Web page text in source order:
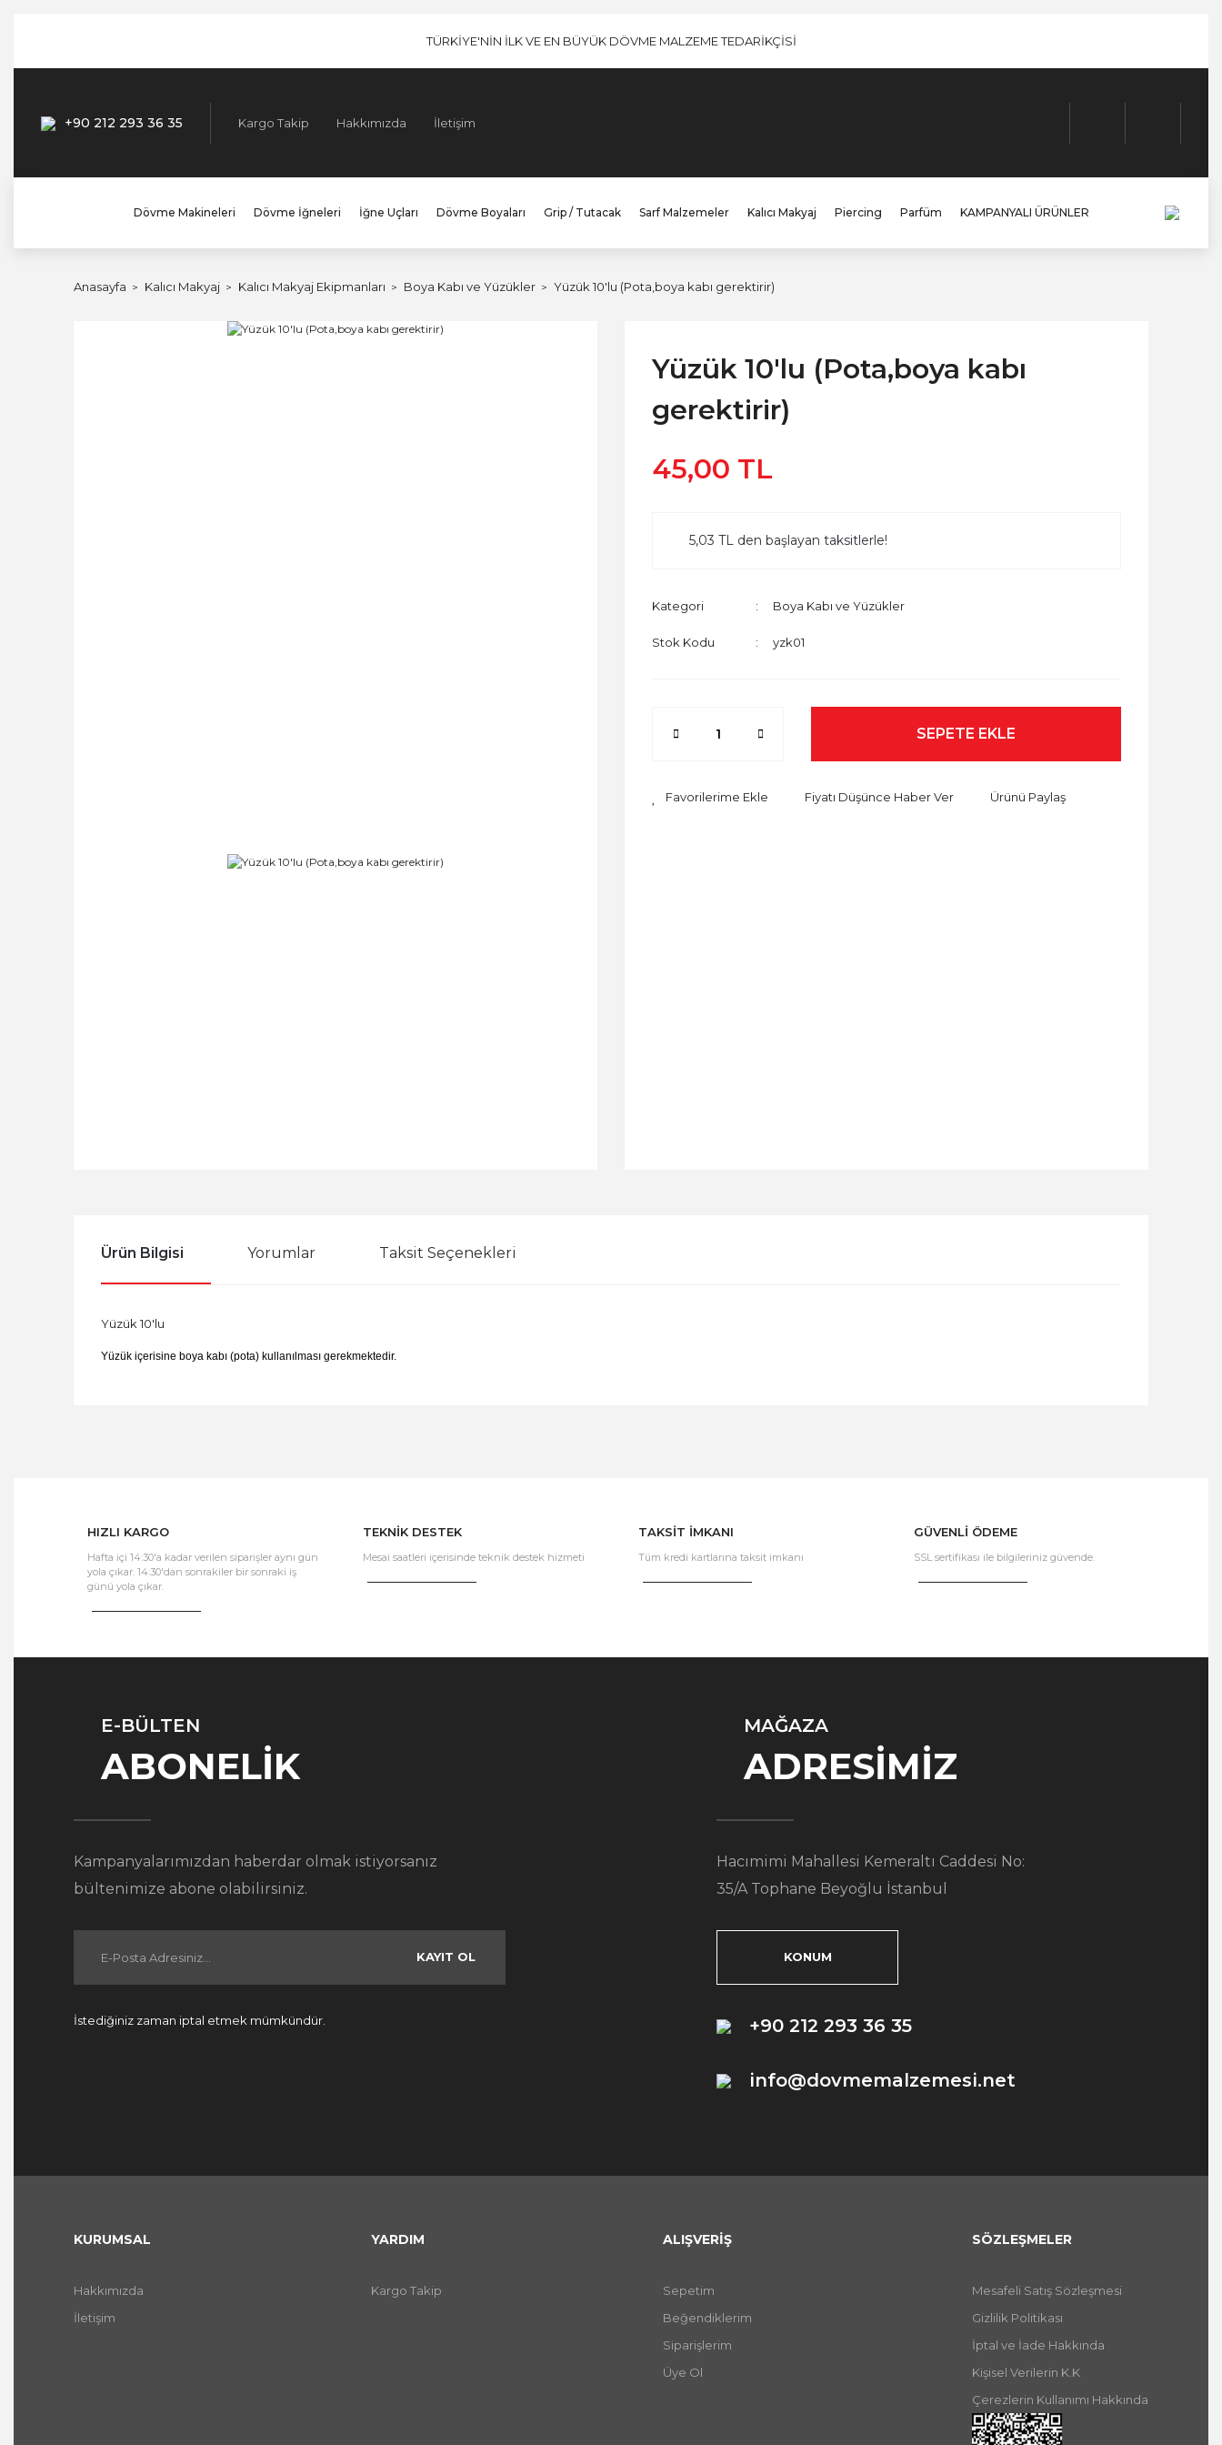
TÜRKİYE'NİN İLK VE EN BÜYÜK DÖVME MALZEME TEDARİKÇİSİ
+90 212 293 36 35 Kargo Takip Hakkımızda İletişim
Dövme Makineleri Dövme İğneleri İğne Uçları Dövme Boyaları Grip / Tutacak Sarf Malzemeler Kalıcı Makyaj Piercing Parfüm KAMPANYALI ÜRÜNLER
Anasayfa Kalıcı Makyaj Kalıcı Makyaj Ekipmanları Boya Kabı ve Yüzükler Yüzük 10'lu (Pota,boya kabı gerektirir)
Yüzük 10'lu (Pota,boya kabı
gerektirir)
45,00 TL
5,03 TL den başlayan taksitlerle!
Kategori Boya Kabı ve Yüzükler
Stok Kodu yzk01
SEPETE EKLE
Fiyatı Düşünce Haber Ver Ürünü Paylaş
Ürün Bilgisi Yorumlar Taksit Seçenekleri
Yüzük 10'lu
Yüzük içerisine boya kabı (pota) kullanılması gerekmektedir.
HIZLI KARGO
Hafta içi 14:30'a kadar verilen siparişler aynı gün
yola çıkar. 14:30'dan sonrakiler bir sonraki iş
günü yola çıkar.
TEKNİK DESTEK
Mesai saatleri içerisinde teknik destek hizmeti
TAKSİT İMKANI
Tüm kredi kartlarına taksit imkanı
GÜVENLİ ÖDEME
SSL sertifikası ile bilgileriniz güvende.
E-BÜLTEN
ABONELİK
Kampanyalarımızdan haberdar olmak istiyorsanız
bültenimize abone olabilirsiniz.
KAYIT OL
İstediğiniz zaman iptal etmek mümkündür.
MAĞAZA
ADRESİMİZ
Hacımimi Mahallesi Kemeraltı Caddesi No:
35/A Tophane Beyoğlu İstanbul
KONUM
+90 212 293 36 35
info@dovmemalzemesi.net
KURUMSAL
Hakkımızda
İletişim
YARDIM
Kargo Takip
ALIŞVERİŞ
Sepetim
Beğendiklerim
Siparişlerim
Üye Ol
SÖZLEŞMELER
Mesafeli Satış Sözleşmesi
Gizlilik Politikası
İptal ve İade Hakkında
Kişisel Verilerin K.K
Çerezlerin Kullanımı Hakkında